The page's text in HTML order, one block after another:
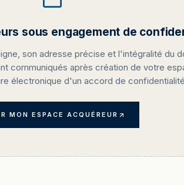
sous engagement de
son adresse précise et l'intégralité du
communiqués après création de votre
électronique d'un accord de
MON ESPACE ACQUÉREUR